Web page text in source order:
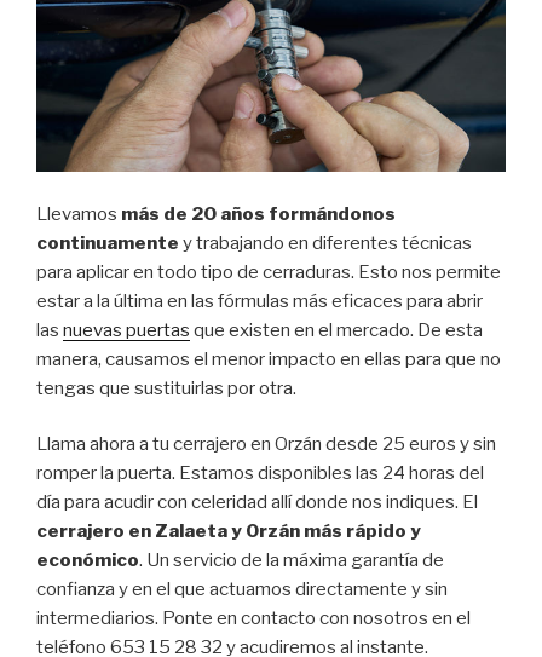
Llevamos más de 20 años formándonos
continuamente y trabajando en diferentes técnicas
para aplicar en todo tipo de cerraduras. Esto nos permite
estar a la última en las fórmulas más eficaces para abrir
las nuevas puertas que existen en el mercado. De esta
manera, causamos el menor impacto en ellas para que no
tengas que sustituirlas por otra.
Llama ahora a tu cerrajero en Orzán desde 25 euros y sin
romper la puerta. Estamos disponibles las 24 horas del
día para acudir con celeridad allí donde nos indiques. El
cerrajero en Zalaeta y Orzán más rápido y
económico. Un servicio de la máxima garantía de
confianza y en el que actuamos directamente y sin
intermediarios. Ponte en contacto con nosotros en el
teléfono 653 15 28 32 y acudiremos al instante.